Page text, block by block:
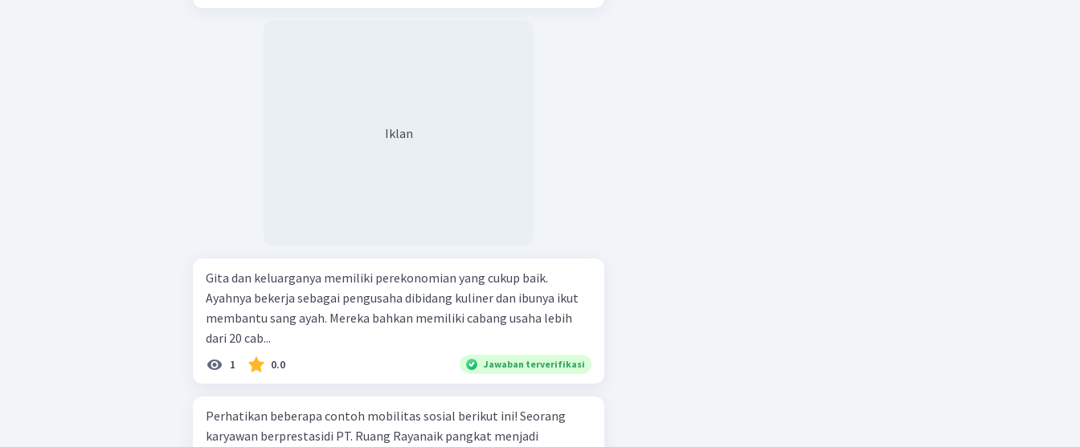
Iklan
Gita dan keluarganya memiliki perekonomian yang cukup baik.
Ayahnya bekerja sebagai pengusaha dibidang kuliner dan ibunya ikut
membantu sang ayah. Mereka bahkan memiliki cabang usaha lebih
dari 20 cab...
1 0.0 Jawaban terverifikasi
Perhatikan beberapa contoh mobilitas sosial berikut ini! Seorang
karyawan berprestasidi PT. Ruang Rayanaik pangkat menjadi